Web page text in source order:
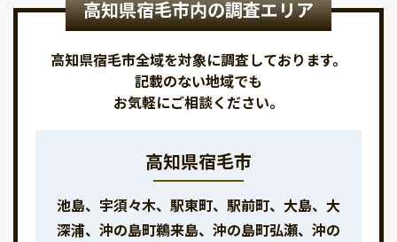
高知県宿毛市内の調査エリア
高知県宿毛市全域を対象に調査しております。
記載のない地域でも
お気軽にご相談ください。
高知県宿毛市
池島、宇須々木、駅東町、駅前町、大島、大
深浦、沖の島町鵜来島、沖の島町弘瀬、沖の